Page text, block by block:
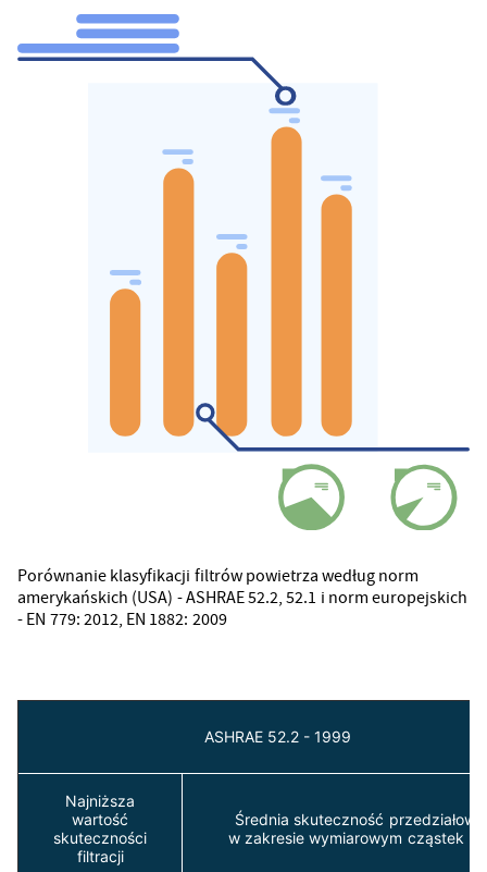
Porównanie klasyfikacji filtrów powietrza według norm
amerykańskich (USA) - ASHRAE 52.2, 52.1 i norm europejskich
- EN 779: 2012, EN 1882: 2009
ASHRAE 52.2 - 1999
Najniższa
wartość
skuteczności
filtracji
Średnia skuteczność przedziałowa
w zakresie wymiarowym cząstek